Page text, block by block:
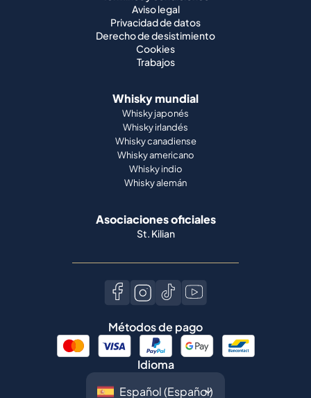
Aviso legal
Privacidad de datos
Derecho de desistimiento
Cookies
Trabajos
Whisky mundial
Whisky japonés
Whisky irlandés
Whisky canadiense
Whisky americano
Whisky indio
Whisky alemán
Asociaciones oficiales
St. Kilian
Métodos de pago
Idioma